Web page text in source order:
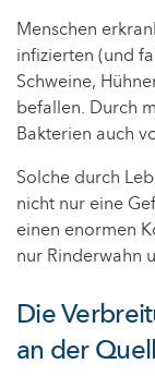
Menschen
infizierten (und
Schweine,
befallen. Durch
Bakterien auch
Solche durch
nicht nur eine
einen enormen
nur Rinderwahn
Die
an der